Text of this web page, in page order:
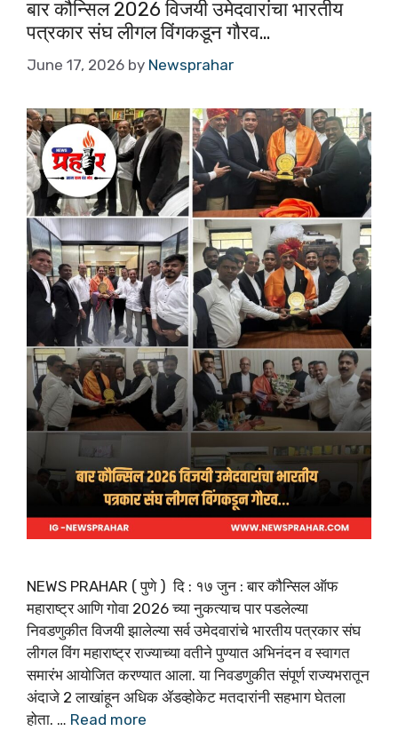
o
o
k
p
p
बार कौन्सिल 2026 विजयी उमेदवारांचा भारतीय
पत्रकार संघ लीगल विंगकडून गौरव…
June 17, 2026 by Newsprahar
NEWS PRAHAR ( पुणे ) दि : १७ जुन : बार कौन्सिल ऑफ
महाराष्ट्र आणि गोवा 2026 च्या नुकत्याच पार पडलेल्या
निवडणुकीत विजयी झालेल्या सर्व उमेदवारांचे भारतीय पत्रकार संघ
लीगल विंग महाराष्ट्र राज्याच्या वतीने पुण्यात अभिनंदन व स्वागत
समारंभ आयोजित करण्यात आला. या निवडणुकीत संपूर्ण राज्यभरातून
अंदाजे 2 लाखांहून अधिक ॲडव्होकेट मतदारांनी सहभाग घेतला
होता. … Read more